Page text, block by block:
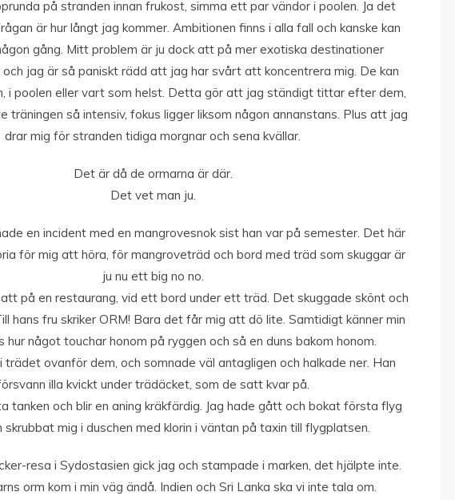
på stranden innan frukost, simma ett par vändor i poolen. Ja det
är hur långt jag kommer. Ambitionen finns i alla fall och kanske kan
gång. Mitt problem är ju dock att på mer exotiska destinationer
jag är så paniskt rädd att jag har svårt att koncentrera mig. De kan
i poolen eller vart som helst. Detta gör att jag ständigt tittar efter dem,
träningen så intensiv, fokus ligger liksom någon annanstans. Plus att jag
drar mig för stranden tidiga morgnar och sena kvällar.
Det är då de ormarna är där.
Det vet man ju.
en incident med en mangrovesnok sist han var på semester. Det här
för mig att höra, för mangroveträd och bord med träd som skuggar är
ju nu ett big no no.
på en restaurang, vid ett bord under ett träd. Det skuggade skönt och
hans fru skriker ORM! Bara det får mig att dö lite. Samtidigt känner min
hur något touchar honom på ryggen och så en duns bakom honom.
trädet ovanför dem, och somnade väl antagligen och halkade ner. Han
illa kvickt under trädäcket, som de satt kvar på.
tanken och blir en aning kräkfärdig. Jag hade gått och bokat första flyg
skrubbat mig i duschen med klorin i väntan på taxin till flygplatsen.
resa i Sydostasien gick jag och stampade i marken, det hjälpte inte.
orm kom i min väg ändå. Indien och Sri Lanka ska vi inte tala om.